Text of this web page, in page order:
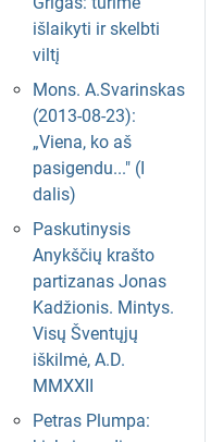
išlaikyti ir skelbti
viltį
Mons. A.Svarinskas
(2013-08-23):
„Viena, ko aš
pasigendu..." (I
dalis)
Paskutinysis
Anykščių krašto
partizanas Jonas
Kadžionis. Mintys.
Visų Šventųjų
iškilmė, A.D.
MMXXII
Petras Plumpa: